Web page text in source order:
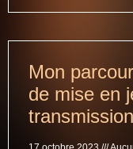
Mon
de mise en